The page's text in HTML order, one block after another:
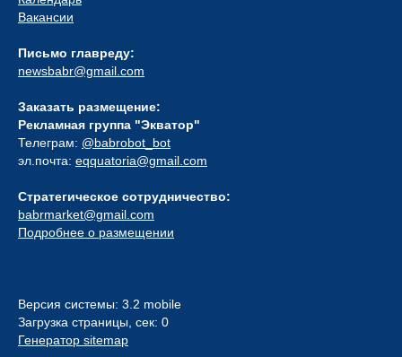
Вакансии
Письмо главреду:
newsbabr@gmail.com
Заказать размещение:
Рекламная группа "Экватор"
Телеграм: @babrobot_bot
эл.почта: eqquatoria@gmail.com
Стратегическое сотрудничество:
babrmarket@gmail.com
Подробнее о размещении
Версия системы: 3.2 mobile
Загрузка страницы, сек: 0
Генератор sitemap